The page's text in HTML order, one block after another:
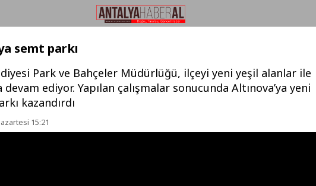
semt parkı
Park ve Bahçeler Müdürlüğü, ilçeyi yeni yeşil alanlar ile
ediyor. Yapılan çalışmalar sonucunda Altınova’ya yeni
kazandırdı
15:21